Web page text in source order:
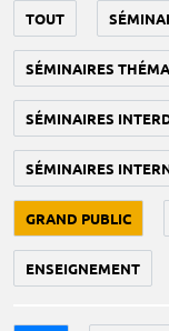
TOUT
SÉMINAIRES
SÉMINAIRES
SÉMINAIRES
GRAND PUBLIC
ENSEIGNEMENT